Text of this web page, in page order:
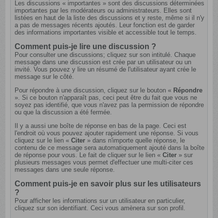
Les discussions « importantes » sont des discussions déterminées
importantes par les modérateurs ou administrateurs. Elles sont
listées en haut de la liste des discussions et y reste, même si il n'y
a pas de messages récents ajoutés. Leur fonction est de garder
des informations importantes visible et accessible tout le temps.
Comment puis-je lire une discussion ?
Pour consulter une discussions; cliquez sur son intitulé. Chaque
message dans une discussion est crée par un utilisateur ou un
invité. Vous pouvez y lire un résumé de l'utilisateur ayant crée le
message sur le côté.
Pour répondre à une discussion, cliquez sur le bouton « Répondre
». Si ce bouton n'apparaît pas, ceci peut être du fait que vous ne
soyez pas identifié, que vous n'avez pas la permission de répondre
ou que la discussion a été fermée.
Il y a aussi une boîte de réponse en bas de la page. Ceci est
l'endroit où vous pouvez ajouter rapidement une réponse. Si vous
cliquez sur le lien «Citer » dans n'importe quelle réponse, le
contenu de ce message sera automatiquement ajouté dans la boîte
de réponse pour vous. Le fait de cliquer sur le lien «Citer » sur
plusieurs messages vous permet d'effectuer une multi-citer ces
messages dans une seule réponse.
Comment puis-je en savoir plus sur les utilisateurs
?
Pour afficher les informations sur un utilisateur en particulier,
cliquez sur son identifiant. Ceci vous amènera sur son profil.